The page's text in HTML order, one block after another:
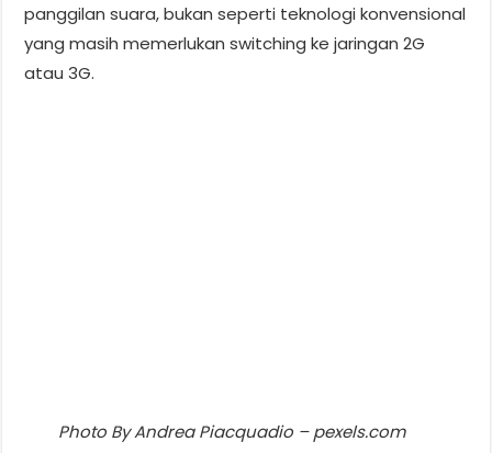
panggilan suara, bukan seperti teknologi konvensional
yang masih memerlukan switching ke jaringan 2G
atau 3G.
Photo By Andrea Piacquadio – pexels.com